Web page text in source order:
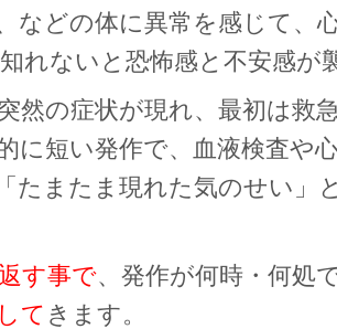
などの体に異常を感じて、
れないと恐怖感と不安感が
然の症状が現れ、最初は救
に短い発作で、血液検査や
たまたま現れた気のせい」
す事で、発作が何時・何処
て きます。